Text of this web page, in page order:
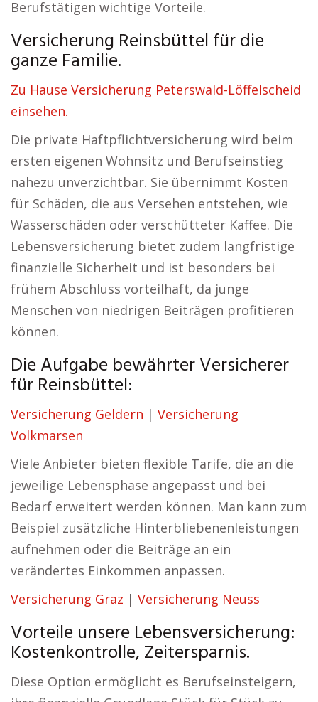
Berufstätigen wichtige Vorteile.
Versicherung Reinsbüttel für die
ganze Familie.
Zu Hause Versicherung Peterswald-Löffelscheid
einsehen.
Die private Haftpflichtversicherung wird beim
ersten eigenen Wohnsitz und Berufseinstieg
nahezu unverzichtbar. Sie übernimmt Kosten
für Schäden, die aus Versehen entstehen, wie
Wasserschäden oder verschütteter Kaffee. Die
Lebensversicherung bietet zudem langfristige
finanzielle Sicherheit und ist besonders bei
frühem Abschluss vorteilhaft, da junge
Menschen von niedrigen Beiträgen profitieren
können.
Die Aufgabe bewährter Versicherer
für Reinsbüttel:
Versicherung Geldern | Versicherung
Volkmarsen
Viele Anbieter bieten flexible Tarife, die an die
jeweilige Lebensphase angepasst und bei
Bedarf erweitert werden können. Man kann zum
Beispiel zusätzliche Hinterbliebenenleistungen
aufnehmen oder die Beiträge an ein
verändertes Einkommen anpassen.
Versicherung Graz | Versicherung Neuss
Vorteile unsere Lebensversicherung:
Kostenkontrolle, Zeitersparnis.
Diese Option ermöglicht es Berufseinsteigern,